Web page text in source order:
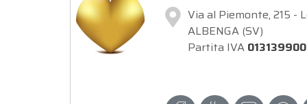
Via al Piemonte, 215 -
ALBENGA (SV)
Partita IVA